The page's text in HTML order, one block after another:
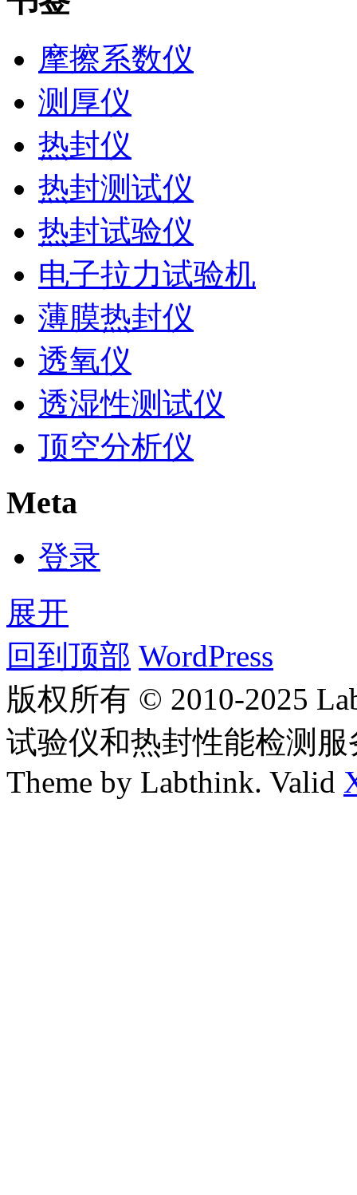
摩擦系数仪
测厚仪
热封仪
热封测试仪
热封试验仪
电子拉力试验机
薄膜热封仪
透氧仪
透湿性测试仪
顶空分析仪
Meta
登录
展开
回到顶部 WordPress
版权所有 © 2010-2025
试验仪和热封性能检测
Theme by Labthink. Valid